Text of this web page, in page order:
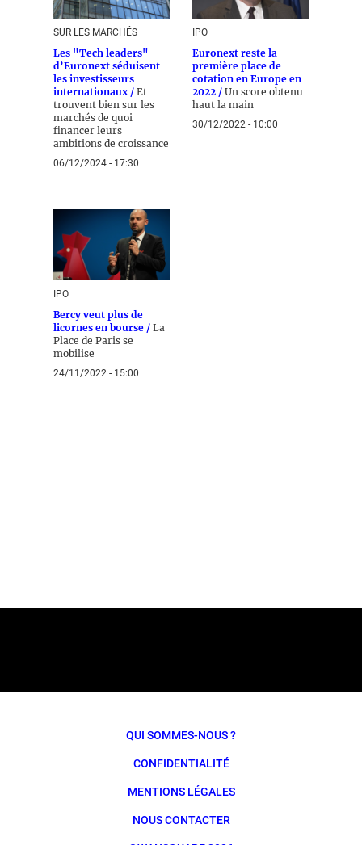
SUR LES MARCHÉS
Les "Tech leaders"
d’Euronext séduisent
les investisseurs
internationaux / Et
trouvent bien sur les
marchés de quoi
financer leurs
ambitions de croissance
06/12/2024 - 17:30
IPO
Euronext reste la
première place de
cotation en Europe en
2022 / Un score obtenu
haut la main
30/12/2022 - 10:00
IPO
Bercy veut plus de
licornes en bourse / La
Place de Paris se
mobilise
24/11/2022 - 15:00
QUI SOMMES-NOUS ?
CONFIDENTIALITÉ
MENTIONS LÉGALES
NOUS CONTACTER